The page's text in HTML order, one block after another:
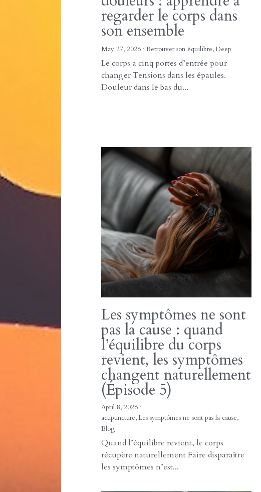
Fatigue, tensions,
douleurs : apprendre à
regarder le corps dans
son ensemble
27 mai 2026·Retrouver son équilibre,
Le corps a cinq portes d’entrée pour
changer Tensions dans les épaules.